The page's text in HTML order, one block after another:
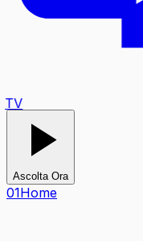
Ascolta Ora
01Home